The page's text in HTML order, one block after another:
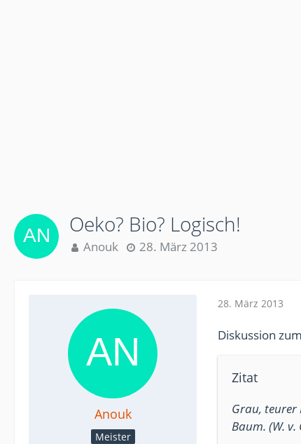
Oeko? Bio? Logisch!
Anouk 28. März 2013
Anouk
Meister
28. März 2013
Diskussion
Zitat
Grau, teurer
Baum. (W. v.